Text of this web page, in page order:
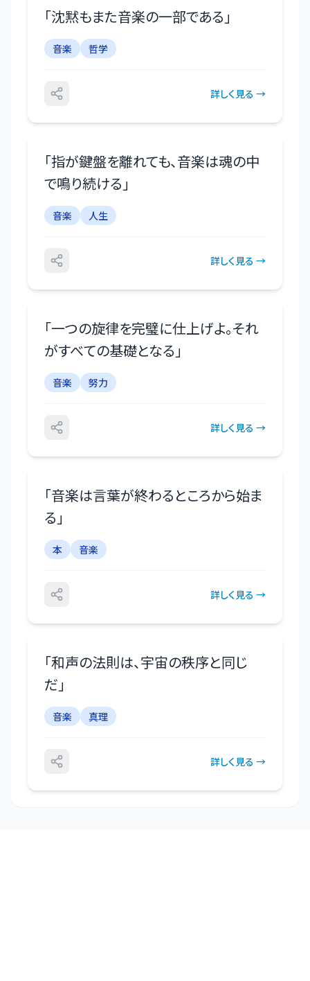
「沈黙もまた音楽の一部である 」
音楽 哲学
詳しく見る →
「指が鍵盤を離れても、音楽は魂の中
で鳴り続ける 」
音楽 人生
詳しく見る →
「一つの旋律を完璧に仕上げよ。それ
がすべての基礎となる 」
音楽 努力
詳しく見る →
「音楽は言葉が終わるところから始ま
る 」
本 音楽
詳しく見る →
「和声の法則は、宇宙の秩序と同じ
だ 」
音楽 真理
詳しく見る →